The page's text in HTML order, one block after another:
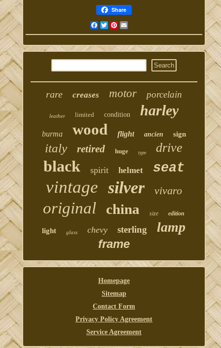
Share
Facebook
TwitterPinterest
rare creases motor porcelain
leather limited condition harley
burma wood flight ancien sign
italy retired huge type drive
black spirit helmet seat
vintage silver vivaro
original china size edition
light glass chevy sterling lamp
frame
Homepage
Sitemap
Contact Form
Privacy Policy Agreement
Service Agreement